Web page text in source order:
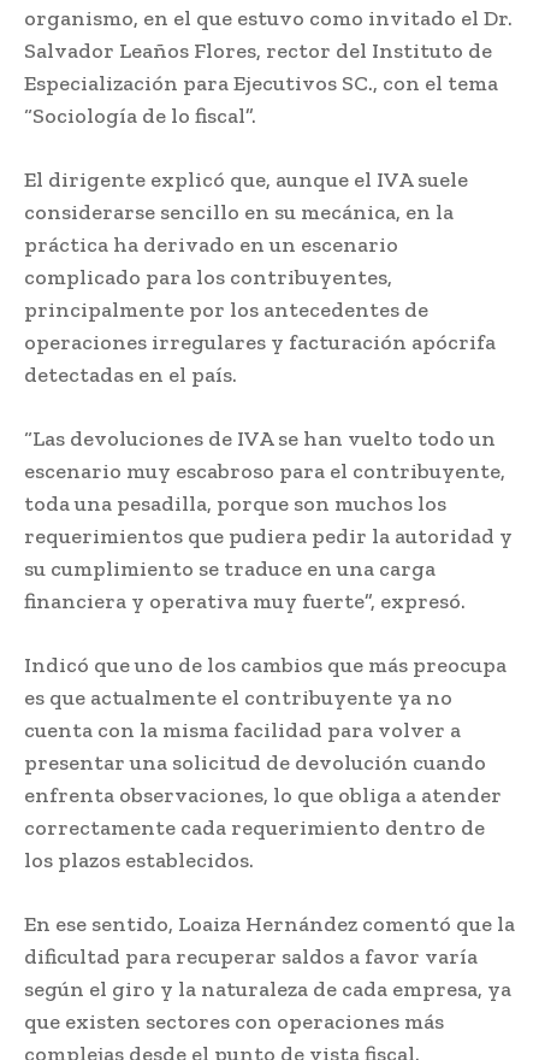
organismo, en el que estuvo como invitado el Dr.
Salvador Leaños Flores, rector del Instituto de
Especialización para Ejecutivos SC., con el tema
“Sociología de lo fiscal”.
El dirigente explicó que, aunque el IVA suele
considerarse sencillo en su mecánica, en la
práctica ha derivado en un escenario
complicado para los contribuyentes,
principalmente por los antecedentes de
operaciones irregulares y facturación apócrifa
detectadas en el país.
“Las devoluciones de IVA se han vuelto todo un
escenario muy escabroso para el contribuyente,
toda una pesadilla, porque son muchos los
requerimientos que pudiera pedir la autoridad y
su cumplimiento se traduce en una carga
financiera y operativa muy fuerte”, expresó.
Indicó que uno de los cambios que más preocupa
es que actualmente el contribuyente ya no
cuenta con la misma facilidad para volver a
presentar una solicitud de devolución cuando
enfrenta observaciones, lo que obliga a atender
correctamente cada requerimiento dentro de
los plazos establecidos.
En ese sentido, Loaiza Hernández comentó que la
dificultad para recuperar saldos a favor varía
según el giro y la naturaleza de cada empresa, ya
que existen sectores con operaciones más
complejas desde el punto de vista fiscal.